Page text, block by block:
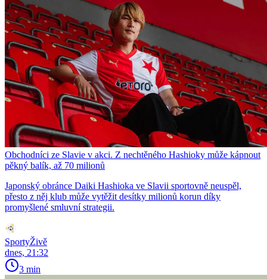
Obchodníci ze Slavie v akci. Z nechtěného Hashioky může kápnout
pěkný balík, až 70 milionů
Japonský obránce Daiki Hashioka ve Slavii sportovně neuspěl,
přesto z něj klub může vytěžit desítky milionů korun díky
promyšlené smluvní strategii.
SportyŽivě
dnes, 21:32
3 min